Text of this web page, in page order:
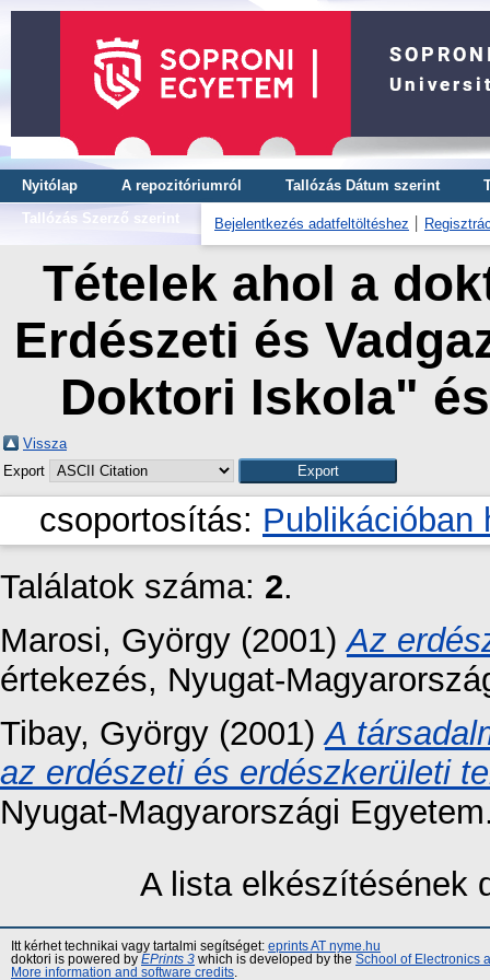
Nyitólap A repozitóriumról Tallózás Dátum szerint
Tallózás Szerző szerint
Bejelentkezés adatfeltöltéshez
Tételek ahol a
Erdészeti és
Doktori Iskola"
Vissza
Export
csoportosítás:
Találatok száma: 2.
Marosi, György (2001)Az
értekezés, Nyugat-
Tibay, György (2001)A
az erdészeti és erdészkerületi
Nyugat-Magyarországi
A lista elkészítésének
Itt kérhet technikai vagy tartalmi segítséget: eprints AT nyme.hu
doktori is powered by EPrints 3 which is developed by the School of Electronics
More information and software credits